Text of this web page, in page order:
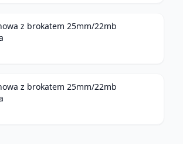
z brokatem 25mm/22mb
z brokatem 25mm/22mb